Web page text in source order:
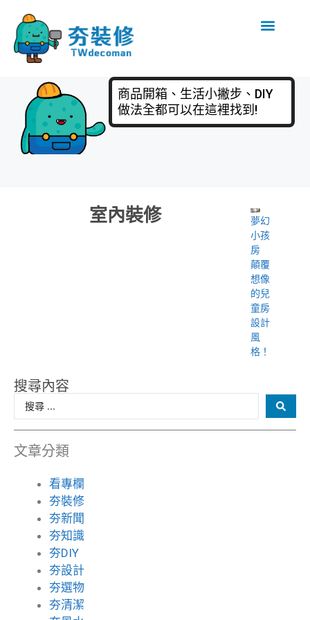
商品開箱、生活小撇步、DIY
做法全都可以在這裡找到!
室內裝修
夢幻
小孩
房
顛覆
想像
的兒
童房
設計
風
格！
搜尋內容
文章分類
看專欄
夯裝修
夯新聞
夯知識
夯DIY
夯設計
夯選物
夯清潔